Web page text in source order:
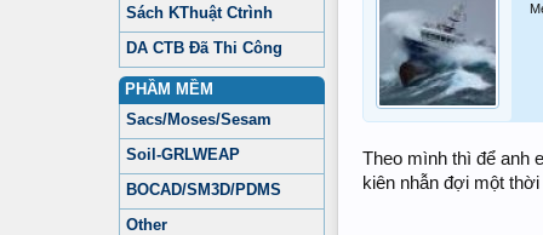
Sách KThuật Ctrình
DA CTB Đã Thi Công
PHẦM MỀM
Sacs/Moses/Sesam
Soil-GRLWEAP
BOCAD/SM3D/PDMS
Other
Theo mình thì để anh
kiên nhẫn đợi một